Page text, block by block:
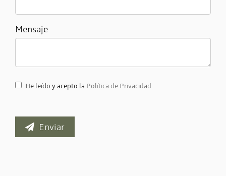
Mensaje
He leído y acepto la Política de Privacidad
Enviar